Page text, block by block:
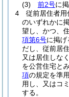
(3)
前2号に
4
従前居住者用
のいずれかに
望し、かつ、
項第6号に掲げ
だし、従前居
又は居住しな
を公営住宅と
項の規定を準
用し、又はコ
する。